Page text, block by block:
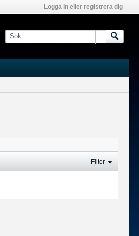
Logga in eller registrera dig
Filter